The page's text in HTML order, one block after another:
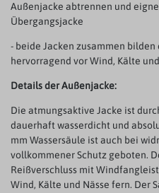
Außenjacke abtrennen und
Übergangsjacke
- beide Jacken zusammen
hervorragend vor Wind, Kälte
Details der Außenjacke:
Die atmungsaktive Jacke ist
dauerhaft wasserdicht und
mm Wassersäule ist auch bei
vollkommener Schutz geboten.
Reißverschluss mit
Wind, Kälte und Nässe fern. Der